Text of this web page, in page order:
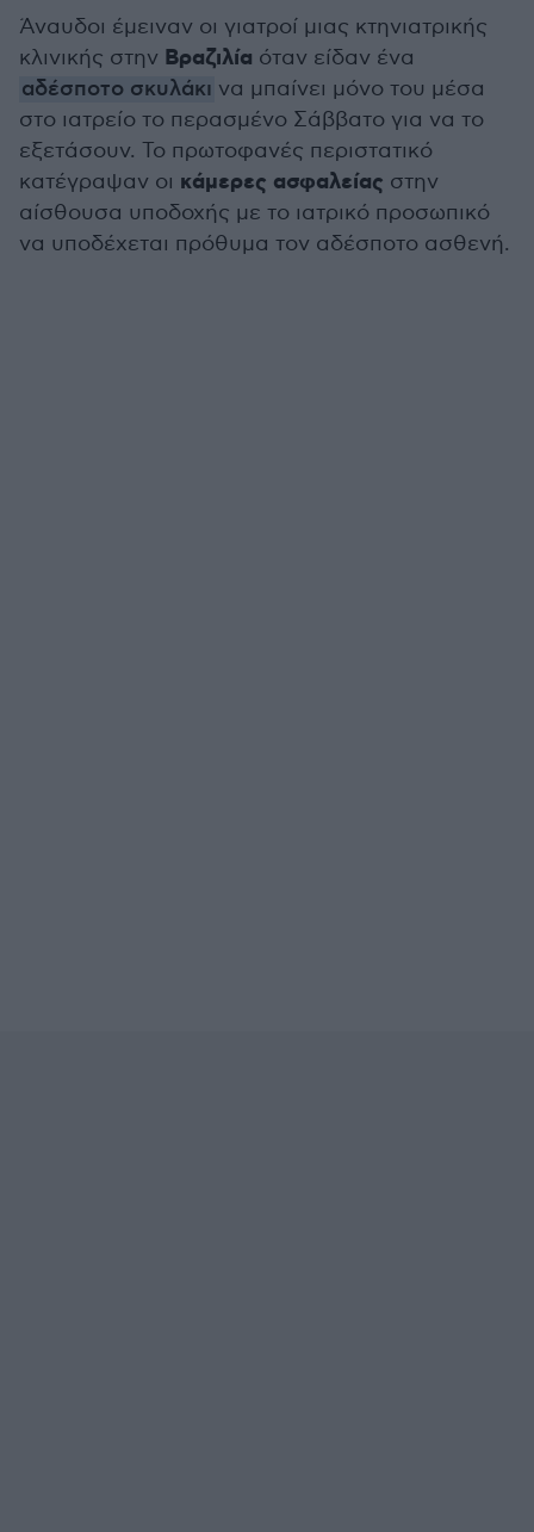
Άναυδοι έμειναν οι γιατροί μιας κτηνιατρικής
κλινικής στην Βραζιλία όταν είδαν ένα
αδέσποτο σκυλάκι να μπαίνει μόνο του μέσα
στο ιατρείο το περασμένο Σάββατο για να το
εξετάσουν. Το πρωτοφανές περιστατικό
κατέγραψαν οι κάμερες ασφαλείας στην
αίσθουσα υποδοχής με το ιατρικό προσωπικό
να υποδέχεται πρόθυμα τον αδέσποτο ασθενή.